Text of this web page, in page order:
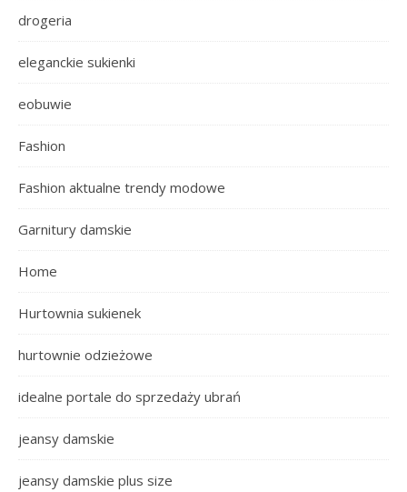
drogeria
eleganckie sukienki
eobuwie
Fashion
Fashion aktualne trendy modowe
Garnitury damskie
Home
Hurtownia sukienek
hurtownie odzieżowe
idealne portale do sprzedaży ubrań
jeansy damskie
jeansy damskie plus size